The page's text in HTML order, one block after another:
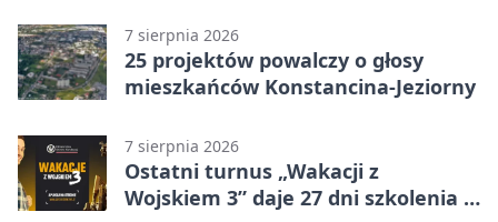
7 sierpnia 2026
25 projektów powalczy o głosy
mieszkańców Konstancina-Jeziorny
7 sierpnia 2026
Ostatni turnus „Wakacji z
Wojskiem 3” daje 27 dni szkolenia i